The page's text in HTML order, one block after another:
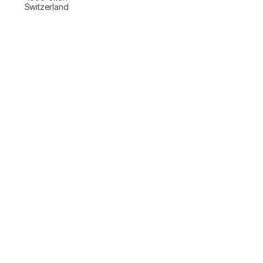
Switzerland